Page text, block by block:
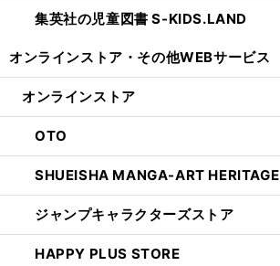
集英社の児童図書 S-KIDS.LAND
オンラインストア・ その他WEBサービス
オンラインストア
OTO
SHUEISHA MANGA-ART HERITAGE
ジャンプキャラクターズストア
HAPPY PLUS STORE